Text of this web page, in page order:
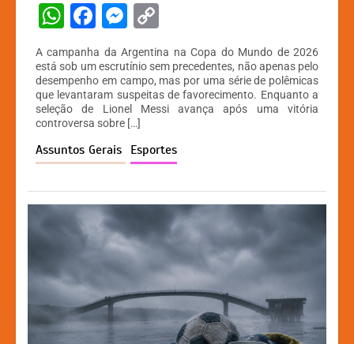
W
at
s
A
p
p
F
a
c
e
b
o
o
k
M
s
s
e
n
g
er
p
y
Li
n
k
A campanha da Argentina na Copa do Mundo de 2026
está sob um escrutínio sem precedentes, não apenas pelo
desempenho em campo, mas por uma série de polêmicas
que levantaram suspeitas de favorecimento. Enquanto a
seleção de Lionel Messi avança após uma vitória
controversa sobre […]
Assuntos Gerais Esportes